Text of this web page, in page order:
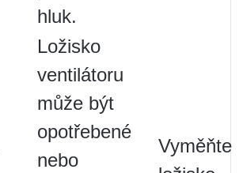
hluk.
Ložisko
ventilátoru
může být
opotřebené
nebo
Vyměňte